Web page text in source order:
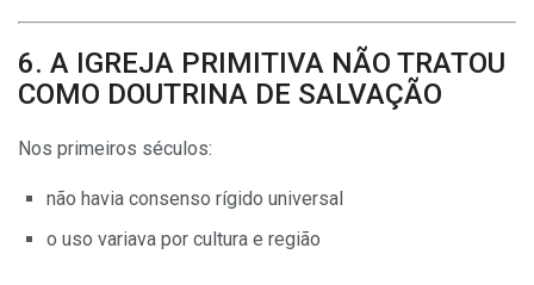
6. A IGREJA PRIMITIVA NÃO TRATOU
COMO DOUTRINA DE SALVAÇÃO
Nos primeiros séculos:
não havia consenso rígido universal
o uso variava por cultura e região